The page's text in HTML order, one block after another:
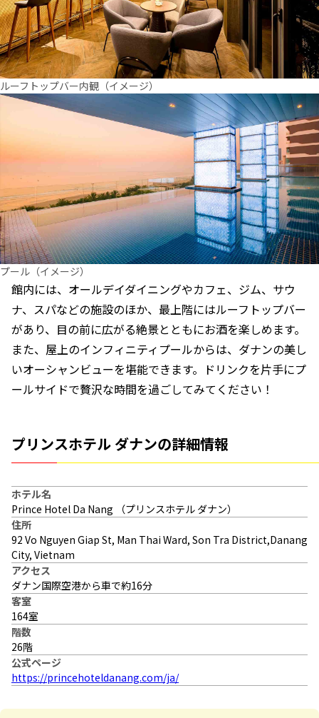
ルーフトップバー内観（イメージ）
プール（イメージ）
館内には、オールデイダイニングやカフェ、ジム、サウ
ナ、スパなどの施設のほか、最上階にはルーフトップバー
があり、目の前に広がる絶景とともにお酒を楽しめます。
また、屋上のインフィニティプールからは、ダナンの美し
いオーシャンビューを堪能できます。ドリンクを片手にプ
ールサイドで贅沢な時間を過ごしてみてください！
プリンスホテル ダナンの詳細情報
ホテル名
Prince Hotel Da Nang （プリンスホテル ダナン）
住所
92 Vo Nguyen Giap St, Man Thai Ward, Son Tra District,Danang
City, Vietnam
アクセス
ダナン国際空港から車で約16分
客室
164室
階数
26階
公式ページ
https://princehoteldanang.com/ja/